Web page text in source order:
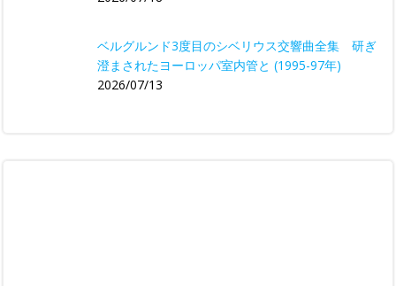
ベルグルンド3度目のシベリウス交響曲全集 研ぎ
澄まされたヨーロッパ室内管と (1995-97年)
2026/07/13